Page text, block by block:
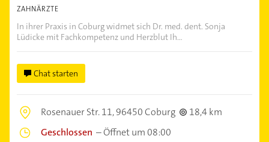
ZAHNÄRZTE
In ihrer Praxis in Coburg widmet sich Dr. med. dent. Sonja
Lüdicke mit Fachkompetenz und Herzblut Ih...
Chat starten
Rosenauer Str. 11,96450 Coburg
18,4 km
Geschlossen –Öffnet um 08:00